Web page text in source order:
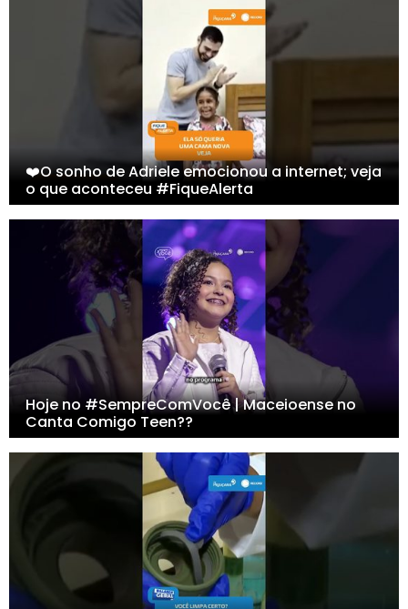
❤️O sonho de Adriele emocionou a internet; veja
o que aconteceu #FiqueAlerta
Hoje no #SempreComVocê | Maceioense no
Canta Comigo Teen??